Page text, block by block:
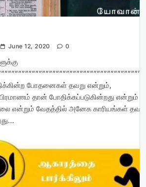
June 12, 2020 0
போதனைகள் தவறு என்றும்,
தான் போதிக்கப்படுகின்றது என்றும்
என்றும் வேதத்தில் அனேக காரியங்கள்